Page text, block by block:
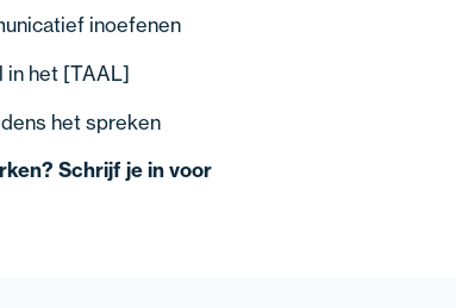
inoefenen
in het [TAAL]
het spreken
Schrijf je in voor